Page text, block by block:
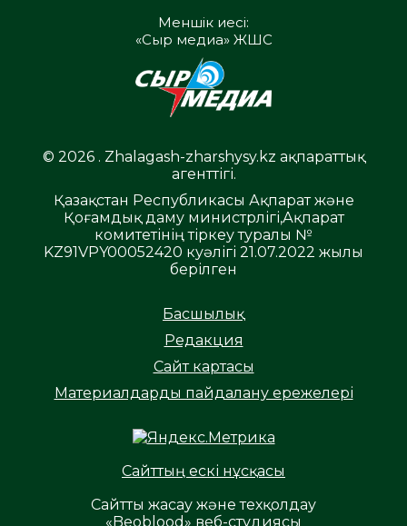
Меншік иесі:
«Сыр медиа» ЖШС
© 2026 . Zhalagash-zharshysy.kz ақпараттық
агенттігі.
Қазақстан Республикасы Ақпарат және
Қоғамдық даму министрлігі,Ақпарат
комитетінің тіркеу туралы №
KZ91VPY00052420 куәлігі 21.07.2022 жылы
берілген
Басшылық
Редакция
Сайт картасы
Материалдарды пайдалану ережелері
Сайттың ескі нұсқасы
Сайтты жасау және техқолдау
«Beoblood» веб-студиясы